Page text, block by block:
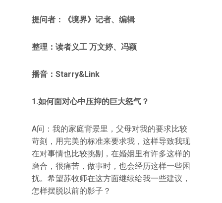
提问者：《境界》记者、编辑
整理：读者义工 万文婷、冯颖
播音：Starry&Link
1.如何面对心中压抑的巨大怒气？
A问：我的家庭背景里，父母对我的要求比较
苛刻，用完美的标准来要求我，这样导致我现
在对事情也比较挑剔，在婚姻里有许多这样的
磨合，很痛苦，做事时，也会经历这样一些困
扰。希望苏牧师在这方面继续给我一些建议，
怎样摆脱以前的影子？